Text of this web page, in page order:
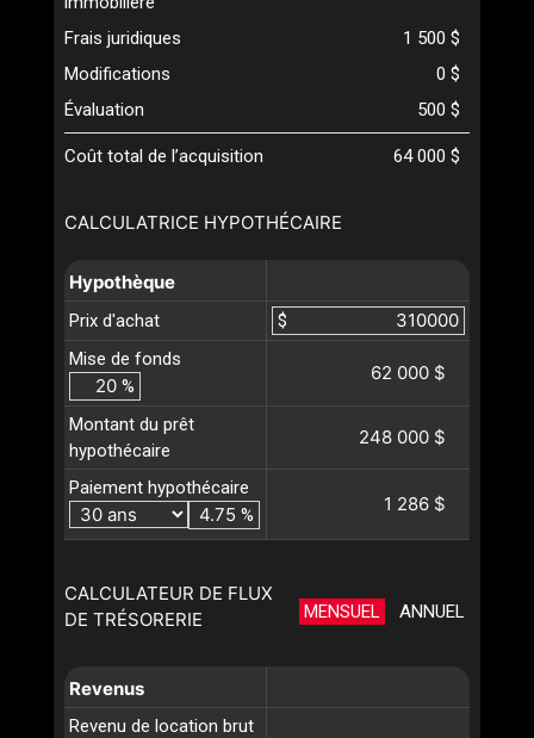
CALCULATRICE HYPOTHÉCAIRE
Hypothèque
Prix d'achat
$
Mise de fonds
%
62 000 $
Montant du prêt
hypothécaire
248 000 $
Paiement hypothécaire
%
1 286 $
CALCULATEUR DE FLUX
DE TRÉSORERIE
MENSUEL ANNUEL
Revenus
Revenu de location brut
Frais juridiques
1 500 $
Modifications
0 $
Évaluation
500 $
Coût total de l’acquisition 64 000 $